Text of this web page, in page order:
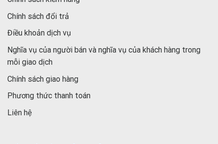
Chính sách đổi trả
Điều khoản dịch vụ
Nghĩa vụ của người bán và nghĩa vụ của khách hàng trong
mỗi giao dịch
Chính sách giao hàng
Phương thức thanh toán
Liên hệ